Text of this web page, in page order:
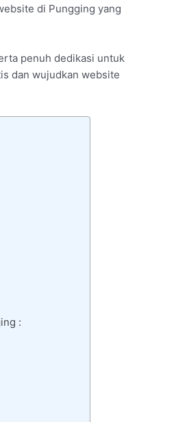
di Pungging yang
penuh dedikasi untuk
dan wujudkan website
: